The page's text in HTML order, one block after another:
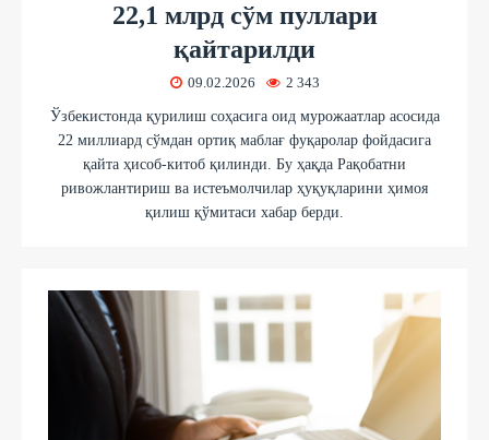
22,1 млрд сўм пуллари
қайтарилди
09.02.2026 2 343
Ўзбекистонда қурилиш соҳасига оид мурожаатлар асосида
22 миллиард сўмдан ортиқ маблағ фуқаролар фойдасига
қайта ҳисоб-китоб қилинди. Бу ҳақда Рақобатни
ривожлантириш ва истеъмолчилар ҳуқуқларини ҳимоя
қилиш қўмитаси хабар берди.